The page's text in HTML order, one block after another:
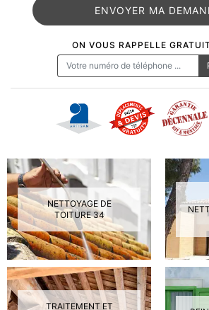
ON VOUS RAPPELLE
NETTOYAGE DE
TOITURE 34
TRAITEMENT ET